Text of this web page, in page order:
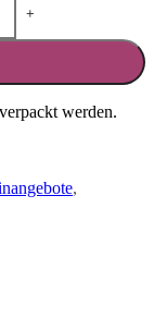
+
werden.
,